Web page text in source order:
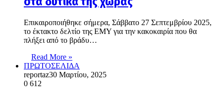
Επικαιροποιήθηκε σήμερα, Σάββατο 27 Σεπτεμβρίου 2025,
το έκτακτο δελτίο της ΕΜΥ για την κακοκαιρία που θα
πλήξει από το βράδυ…
Read More »
ΠΡΩΤΟΣΕΛΙΔΑ
reportaz30 Μαρτίου, 2025
0 612